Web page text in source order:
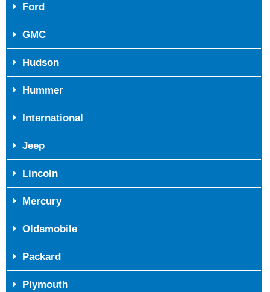
Ford
GMC
Hudson
Hummer
International
Jeep
Lincoln
Mercury
Oldsmobile
Packard
Plymouth